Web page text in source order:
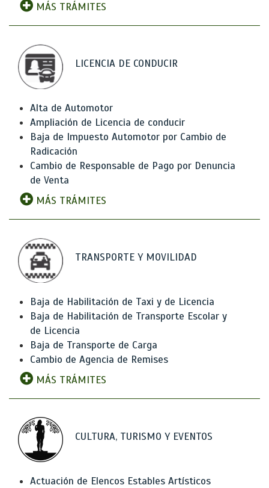
MÁS TRÁMITES
LICENCIA DE CONDUCIR
Alta de Automotor
Ampliación de Licencia de conducir
Baja de Impuesto Automotor por Cambio de
Radicación
Cambio de Responsable de Pago por Denuncia
de Venta
MÁS TRÁMITES
TRANSPORTE Y MOVILIDAD
Baja de Habilitación de Taxi y de Licencia
Baja de Habilitación de Transporte Escolar y
de Licencia
Baja de Transporte de Carga
Cambio de Agencia de Remises
MÁS TRÁMITES
CULTURA, TURISMO Y EVENTOS
Actuación de Elencos Estables Artísticos